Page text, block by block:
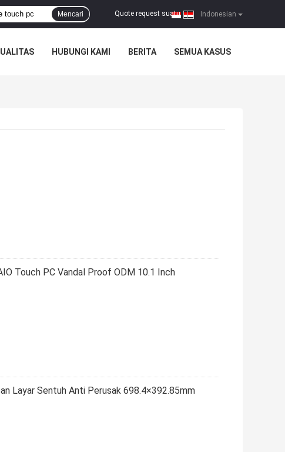
Indonesian
Quote request suatu |
Mencari
HUBUNGI KAMI BERITA SEMUA KASUS
Touch PC Vandal Proof ODM 10.1 Inch
Layar Sentuh Anti Perusak 698.4×392.85mm